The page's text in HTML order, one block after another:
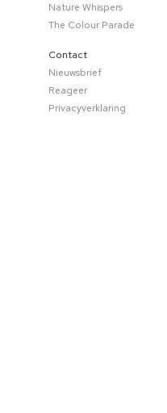
Nature Whispers
The Colour Parade
Contact
Nieuwsbrief
Reageer
Privacyverklaring